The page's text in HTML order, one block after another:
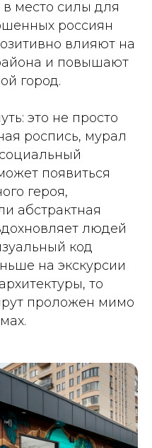
место силы для
россиян
влияют на
и повышают
город.
это не просто
роспись, мурал
появиться
героя,
абстрактная
людей
код
на экскурсии
то
проложен мимо